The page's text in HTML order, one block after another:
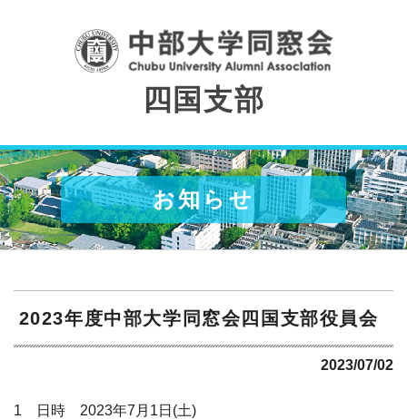
四国支部
お知らせ
2023年度中部大学同窓会四国支部役員会
2023/07/02
1 日時 2023年7月1日(土)